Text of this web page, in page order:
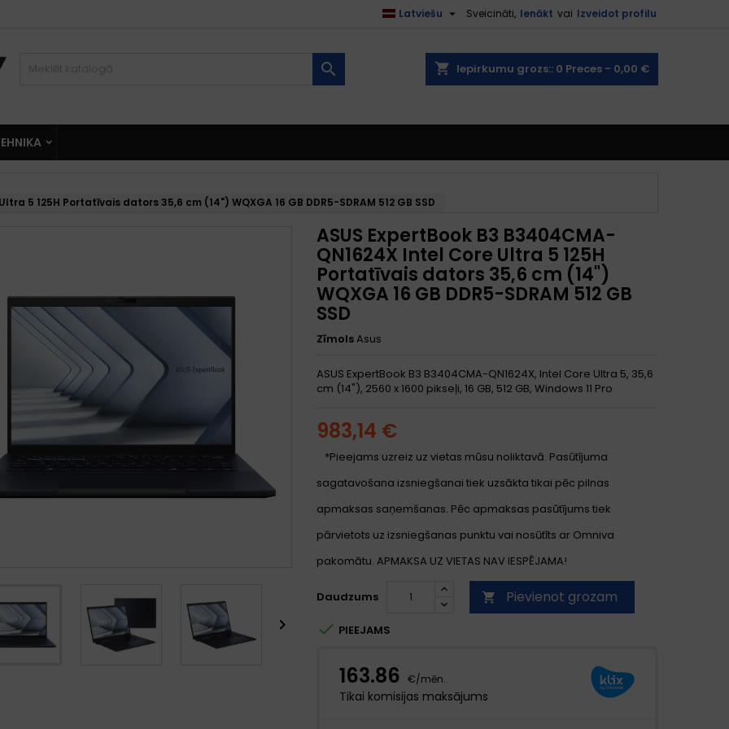
Sveicināti, Ienākt vai Izveidot profilu
Latviešu 
shopping_cart Iepirkumu grozs:: 0 Preces - 0,00 €

5 125H Portatīvais dators 35,6 cm (14") WQXGA 16 GB DDR5-SDRAM 512 GB SSD

ASUS ExpertBook B3 B3404CMA-
QN1624X Intel Core Ultra 5 125H
Portatīvais dators 35,6 cm (14")
WQXGA 16 GB DDR5-SDRAM 512 GB
SSD
ZīmolsAsus
ASUS ExpertBook B3 B3404CMA-QN1624X, Intel Core Ultra 5, 35,6
cm (14"), 2560 x 1600 pikseļi, 16 GB, 512 GB, Windows 11 Pro
983,14 €
*Pieejams uzreiz uz vietas mūsu noliktavā. Pasūtījuma
sagatavošana izsniegšanai tiek uzsākta tikai pēc pilnas
apmaksas saņemšanas. Pēc apmaksas pasūtījums tiek
pārvietots uz izsniegšanas punktu vai nosūtīts ar Omniva
pakomātu. APMAKSA UZ VIETAS NAV IESPĒJAMA!
Daudzums  Pievienot grozam
 PIEEJAMS